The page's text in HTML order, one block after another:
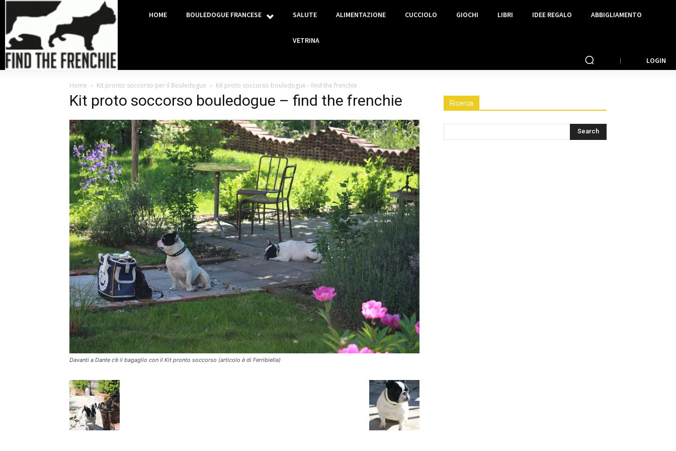
HOME BOULEDOGUE FRANCESE SALUTE ALIMENTAZIONE CUCCIOLO GIOCHI LIBRI IDEE REGALO ABBIGLIAMENTO
VETRINA
LOGIN
Home Kit pronto soccorso per il Bouledogue Kit proto soccorso bouledogue - find the frenchie
Kit proto soccorso bouledogue – find the frenchie
Davanti a Dante c’è il bagaglio con il Kit pronto soccorso (articolo è di Ferribiella)
Ricerca